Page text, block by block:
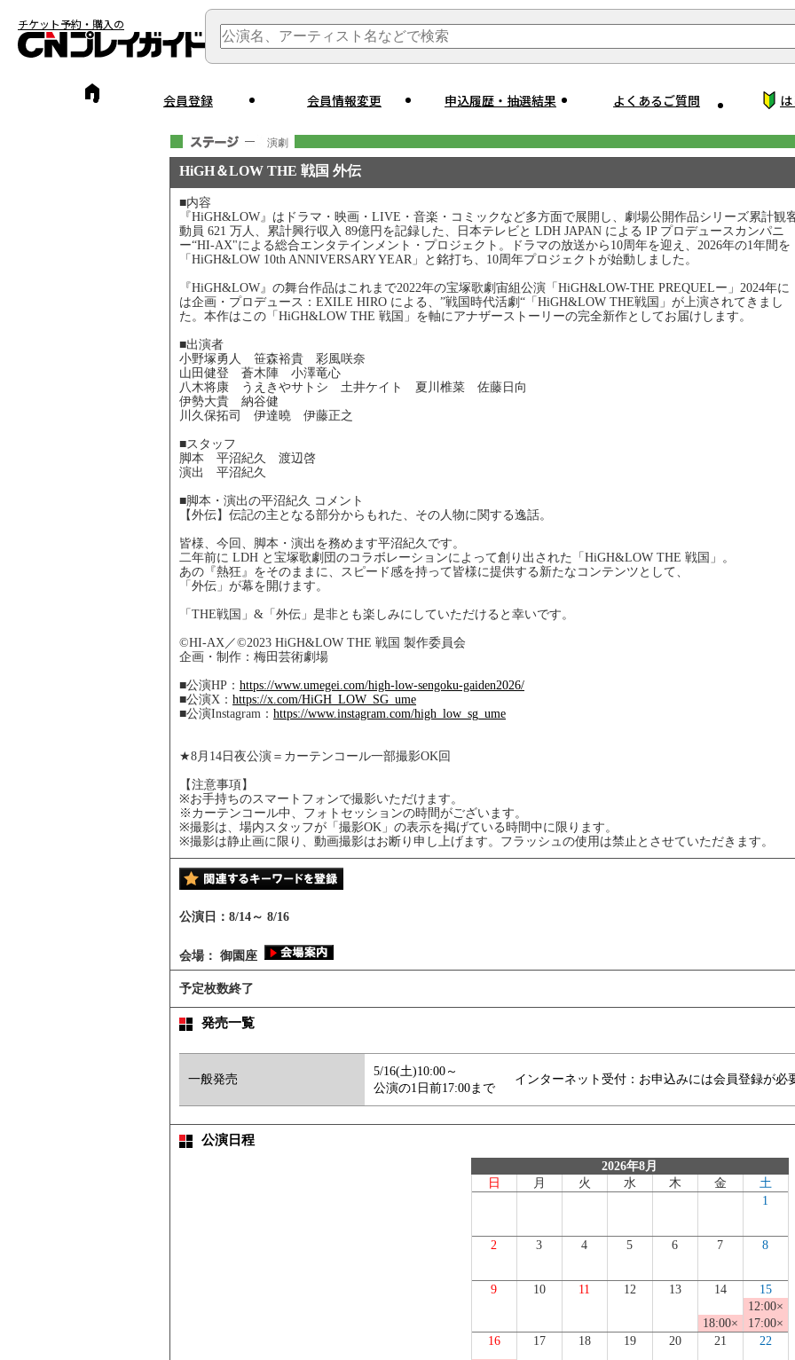
チケット予約・購入の
会員登録 会員情報変更 申込履歴・抽選結果 よくあるご質問
演劇
HiGH＆LOW THE 戦国 外伝
■内容
『HiGH&LOW』はドラマ・映画・LIVE・音楽・コミックなど多方面で展開し、劇場公開作品シリーズ累計観
動員 621 万人、累計興行収入 89億円を記録した、日本テレビと LDH JAPAN による IP プロデュースカンパニ
ー“HI-AX"による総合エンタテインメント・プロジェクト。ドラマの放送から10周年を迎え、2026年の1年間を
「HiGH&LOW 10th ANNIVERSARY YEAR」と銘打ち、10周年プロジェクトが始動しました。
『HiGH&LOW』の舞台作品はこれまで2022年の宝塚歌劇宙組公演「HiGH&LOW-THE PREQUELー」2024年に
は企画・プロデュース：EXILE HIRO による、”戦国時代活劇“「HiGH&LOW THE戦国」が上演されてきまし
た。本作はこの「HiGH&LOW THE 戦国」を軸にアナザーストーリーの完全新作としてお届けします。
■出演者
小野塚勇人 笹森裕貴 彩風咲奈
山田健登 蒼木陣 小澤竜心
八木将康 うえきやサトシ 土井ケイト 夏川椎菜 佐藤日向
伊勢大貴 納谷健
川久保拓司 伊達曉 伊藤正之
■スタッフ
脚本 平沼紀久 渡辺啓
演出 平沼紀久
■脚本・演出の平沼紀久 コメント
【外伝】伝記の主となる部分からもれた、その人物に関する逸話。
皆様、今回、脚本・演出を務めます平沼紀久です。
二年前に LDH と宝塚歌劇団のコラボレーションによって創り出された「HiGH&LOW THE 戦国」。
あの『熱狂』をそのままに、スピード感を持って皆様に提供する新たなコンテンツとして、
「外伝」が幕を開けます。
「THE戦国」&「外伝」是非とも楽しみにしていただけると幸いです。
©HI-AX／©2023 HiGH&LOW THE 戦国 製作委員会
企画・制作：梅田芸術劇場
■公演HP： https://www.umegei.com/high-low-sengoku-gaiden2026/
■公演X： https://x.com/HiGH_LOW_SG_ume
■公演Instagram： https://www.instagram.com/high_low_sg_ume
★8月14日夜公演＝カーテンコール一部撮影OK回
【注意事項】
※お手持ちのスマートフォンで撮影いただけます。
※カーテンコール中、フォトセッションの時間がございます。
※撮影は、場内スタッフが「撮影OK」の表示を掲げている時間中に限ります。
※撮影は静止画に限り、動画撮影はお断り申し上げます。フラッシュの使用は禁止とさせていただきます。
公演日： 8/14 ～ 8/16
会場： 御園座
予定枚数終了
発売一覧
一般発売
5/16(土)10:00～
公演の1日前17:00まで
インターネット受付：お申込みには会員登録が必
公演日程
2026年8月
日
月 火 水 木 金
土
1
2 3 4 5 6 7 8
9 10 11 12 13 14 15
18:00×
12:00×
17:00×
16
17 18 19 20 21
22